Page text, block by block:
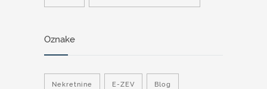
Oznake
Nekretnine E-ZEV Blog